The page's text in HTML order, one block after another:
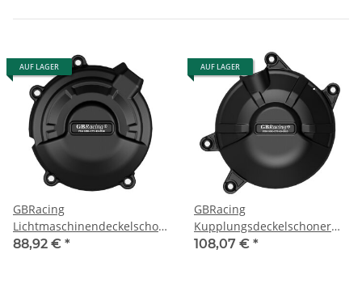
AUF LAGER
GBRacing
Lichtmaschinendeckelschoner
CBR 500 19-
88,92 € *
AUF LAGER
GBRacing
Kupplungsdeckelschoner
CBR 500 19-
108,07 € *